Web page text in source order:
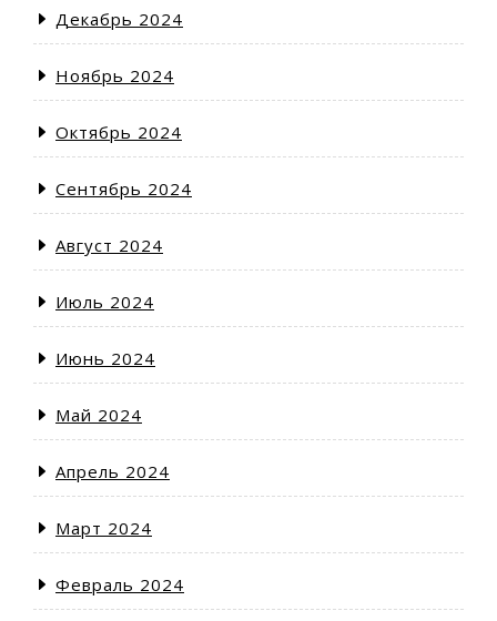
Декабрь 2024
Ноябрь 2024
Октябрь 2024
Сентябрь 2024
Август 2024
Июль 2024
Июнь 2024
Май 2024
Апрель 2024
Март 2024
Февраль 2024